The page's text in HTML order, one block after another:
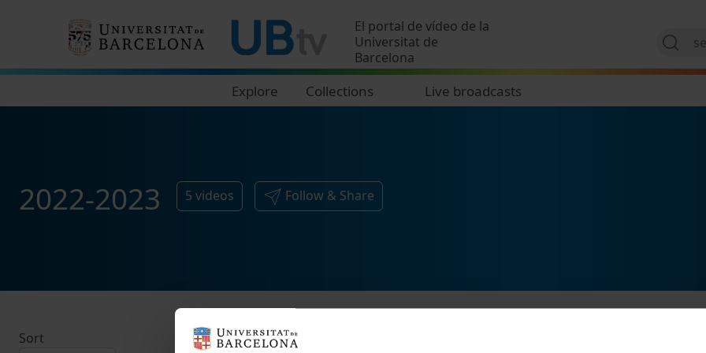
El portal de vídeo de la
Universitat de
Barcelona
Explore Collections Live broadcasts
2022-2023 5 videos Follow & Share
Sort